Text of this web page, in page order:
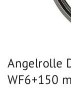
Angelrolle
WF6+150